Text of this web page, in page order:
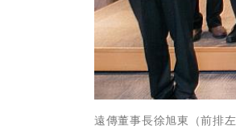
遠傳董事長徐旭東（前排